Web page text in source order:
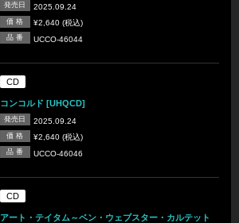
発売日 2025.09.24
価 格 ¥2,640 (税込)
品 番 UCCO-46044
CD
コンコルド [UHQCD]
発売日 2025.09.24
価 格 ¥2,640 (税込)
品 番 UCCO-46046
CD
アート・テイタム～ベン・ウェブスター・カルテット